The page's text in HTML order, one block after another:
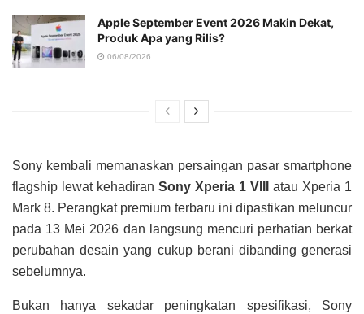
Apple September Event 2026 Makin Dekat,
Produk Apa yang Rilis?
06/08/2026
Sony kembali memanaskan persaingan pasar smartphone
flagship lewat kehadiran Sony Xperia 1 VIII
atau Xperia 1
Mark 8. Perangkat premium terbaru ini dipastikan meluncur
pada 13 Mei 2026 dan langsung mencuri perhatian berkat
perubahan desain yang cukup berani dibanding generasi
sebelumnya.
Bukan hanya sekadar peningkatan spesifikasi, Sony